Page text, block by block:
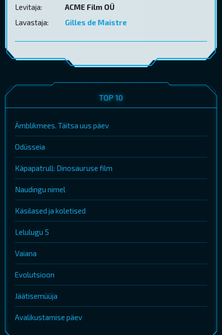
Levitaja:
ACME Film OÜ
Lavastaja:
Gilles de Maistre
TOP 10
Ämblikmees. Täitsa uus päev
Odüsseia
Käpapatrull: Dinosauruse film
Naudingu nimel
Käsilased ja koletised
Lelulugu 5
Vaiana
Evolutsioon
Jäätisemüüja
Avalikustamise päev